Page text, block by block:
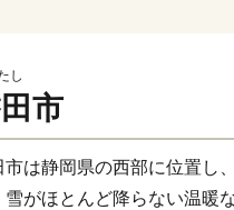
し
市
市は静岡県の西部に位置し
雪がほとんど降らない温暖